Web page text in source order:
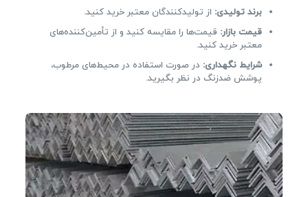
برند تولیدی: از تولیدکنندگان معتبر خرید کنید.
قیمت بازار: قیمت‌ها را مقایسه کنید و از تأمین‌کننده‌های
معتبر خرید کنید.
شرایط نگهداری: در صورت استفاده در محیط‌های مرطوب،
پوشش ضدزنگ در نظر بگیرید.